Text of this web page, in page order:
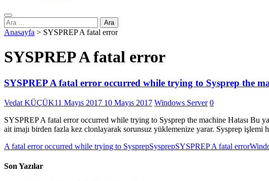
Arama:
Anasayfa > SYSPREP A fatal error
SYSPREP A fatal error
SYSPREP A fatal error occurred while trying to Sysprep the
Vedat KÜÇÜK11 Mayıs 2017 10 Mayıs 2017 Windows Server 0
SYSPREP A fatal error occurred while trying to Sysprep the machine Hatası Bu
ait imajı birden fazla kez clonlayarak sorunsuz yüklemenize yarar. Sysprep
A fatal error occurred while trying to SysprepSysprepSYSPREP A fatal error
Son Yazılar